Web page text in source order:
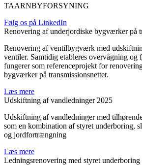
TAARNBYFORSYNING
Følg os på LinkedIn
Renovering af underjordiske bygværker på
Renovering af ventilbygværk med
ventiler. Samtidig etableres overvågning og
fungerer som referenceprojekt for
bygværker på transmissionsnettet.
Læs mere
Udskiftning af vandledninger 2025
Udskiftning af vandledninger med
som en kombination af styret underboring,
og jordfortrængning
Læs mere
Ledningsrenovering med styret underboring